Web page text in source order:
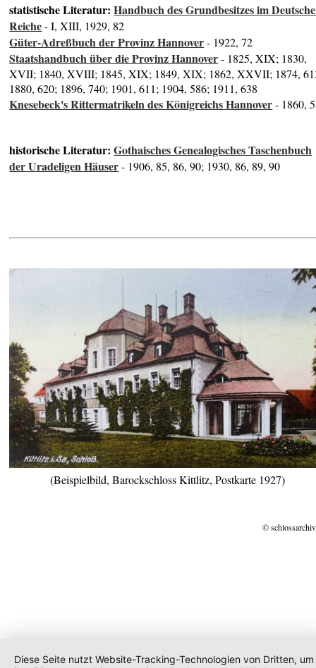
statistische Literatur:Handbuch des Grundbesitzes im
Reiche- I, XIII, 1929, 82
Güter-Adreßbuch der Provinz Hannover- 1922, 72
Staatshandbuch über die Provinz Hannover- 1825, XIX; 1830,
XVII; 1840, XVIII; 1845, XIX; 1849, XIX; 1862, XXVII; 1874,
1880, 620; 1896, 740; 1901, 611; 1904, 586; 1911, 638
Knesebeck's Rittermatrikeln des Königreichs Hannover- 1860,
historische Literatur:Gothaisches Genealogisches Taschenbuch
der Uradeligen Häuser- 1906, 85, 86, 90; 1930, 86, 89, 90
(Beispielbild, Barockschloss Kittlitz, Postkarte 1927)
©
Diese Seite nutzt Website-Tracking-Technologien von Dritten, um